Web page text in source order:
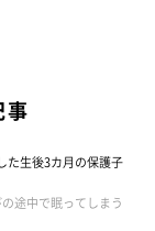
事
た生後3カ月の保護子
途中で眠ってしまう